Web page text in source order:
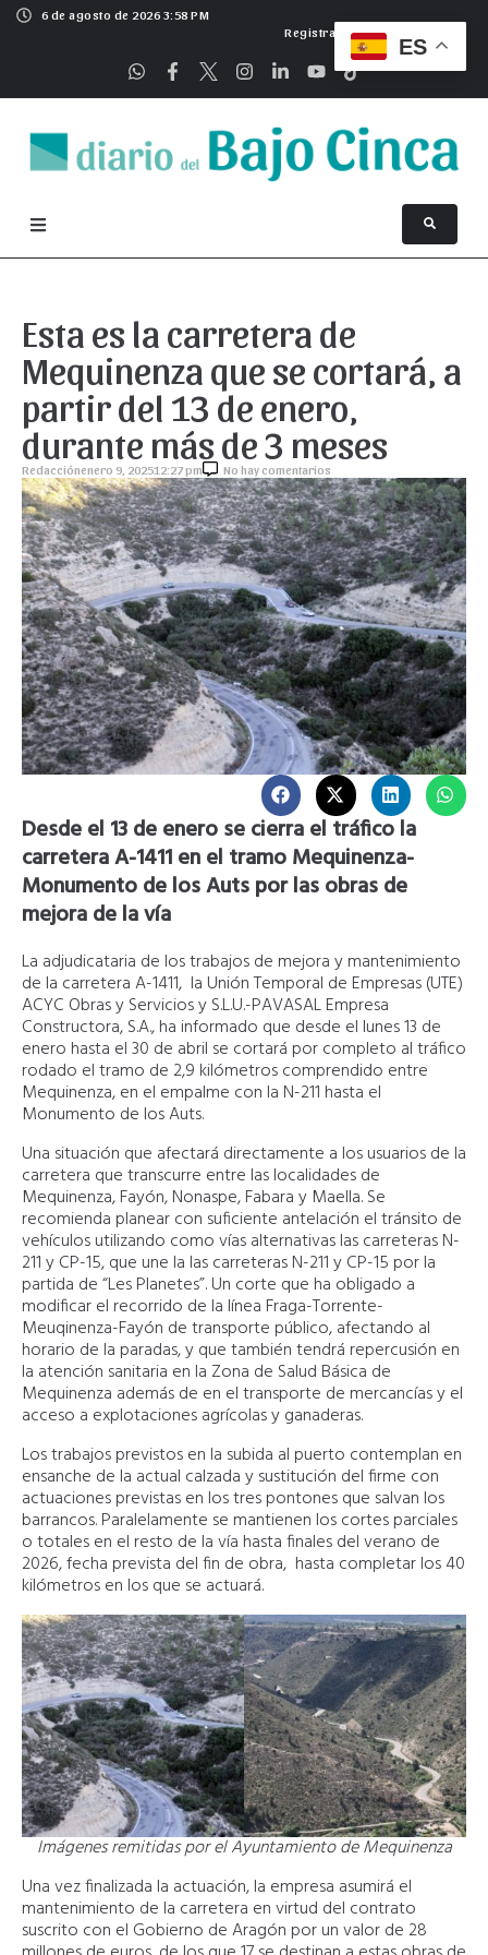
6 de agosto de 2026 3:58 PM
Registrarse
Esta es la carretera de
Mequinenza que se cortará, a
partir del 13 de enero,
durante más de 3 meses
Redacciónenero 9, 202512:27 pm No hay comentarios
Desde el 13 de enero se cierra el tráfico la
carretera A-1411 en el tramo Mequinenza-
Monumento de los Auts por las obras de
mejora de la vía
La adjudicataria de los trabajos de mejora y mantenimiento
de la carretera A-1411, la Unión Temporal de Empresas (UTE)
ACYC Obras y Servicios y S.L.U.-PAVASAL Empresa
Constructora, S.A., ha informado que desde el lunes 13 de
enero hasta el 30 de abril se cortará por completo al tráfico
rodado el tramo de 2,9 kilómetros comprendido entre
Mequinenza, en el empalme con la N-211 hasta el
Monumento de los Auts.
Una situación que afectará directamente a los usuarios de la
carretera que transcurre entre las localidades de
Mequinenza, Fayón, Nonaspe, Fabara y Maella. Se
recomienda planear con suficiente antelación el tránsito de
vehículos utilizando como vías alternativas las carreteras N-
211 y CP-15, que une la las carreteras N-211 y CP-15 por la
partida de “Les Planetes”. Un corte que ha obligado a
modificar el recorrido de la línea Fraga-Torrente-
Meuqinenza-Fayón de transporte público, afectando al
horario de la paradas, y que también tendrá repercusión en
la atención sanitaria en la Zona de Salud Básica de
Mequinenza además de en el transporte de mercancías y el
acceso a explotaciones agrícolas y ganaderas.
Los trabajos previstos en la subida al puerto contemplan en
ensanche de la actual calzada y sustitución del firme con
actuaciones previstas en los tres pontones que salvan los
barrancos. Paralelamente se mantienen los cortes parciales
o totales en el resto de la vía hasta finales del verano de
2026, fecha prevista del fin de obra, hasta completar los 40
kilómetros en los que se actuará.
Imágenes remitidas por el Ayuntamiento de Mequinenza
Una vez finalizada la actuación, la empresa asumirá el
mantenimiento de la carretera en virtud del contrato
suscrito con el Gobierno de Aragón por un valor de 28
ES